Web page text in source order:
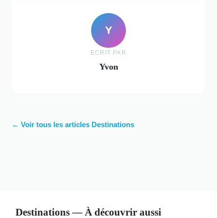
Y
ECRIT PAR
Yvon
← Voir tous les articles Destinations
Destinations — À découvrir aussi